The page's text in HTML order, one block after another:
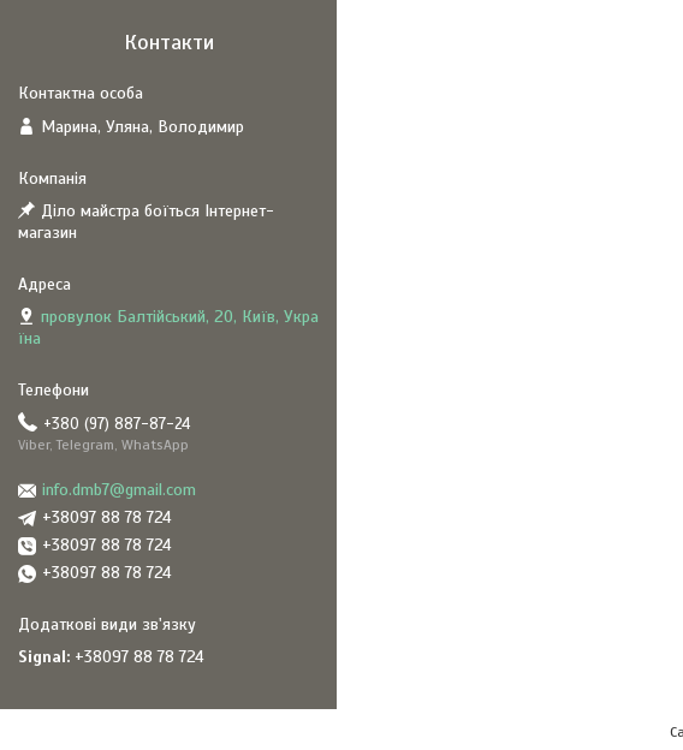
Контакти
Марина, Уляна, Володимир
Діло майстра боїться Інтернет-
магазин
провулок Балтійський, 20, Київ, Укра
їна
+380 (97) 887-87-24
Viber, Telegram, WhatsApp
info.dmb7@gmail.com
+38097 88 78 724
+38097 88 78 724
+38097 88 78 724
Signal +38097 88 78 724